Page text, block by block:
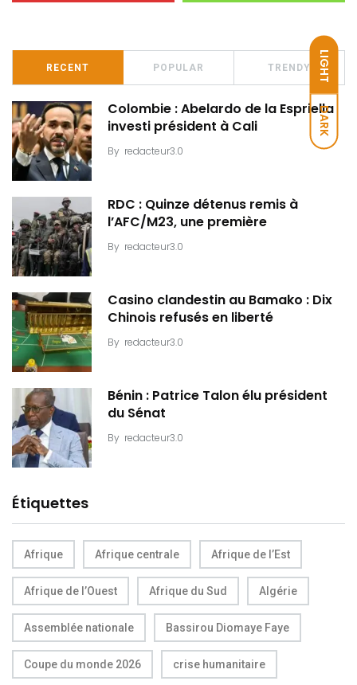
LIGHT
DARK
RECENT POPULAR TRENDY
Colombie : Abelardo de la Espriella
investi président à Cali
By redacteur3.0
RDC : Quinze détenus remis à
l’AFC/M23, une première
By redacteur3.0
Casino clandestin au Bamako : Dix
Chinois refusés en liberté
By redacteur3.0
Bénin : Patrice Talon élu président
du Sénat
By redacteur3.0
Étiquettes
Afrique Afrique centrale Afrique de l’Est
Afrique de l’Ouest Afrique du Sud Algérie
Assemblée nationale Bassirou Diomaye Faye
Coupe du monde 2026 crise humanitaire